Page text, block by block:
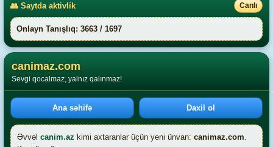
👥 Saytda aktivlik Canlı
Onlayn Tanışlıq: 3663 / 1697
canimaz.com
Sevgi qocalmaz, yalnız qalınmaz!
Ana səhifə Daxil ol
Əvvəl canim.az kimi axtaranlar üçün yeni ünvan: canimaz.com.